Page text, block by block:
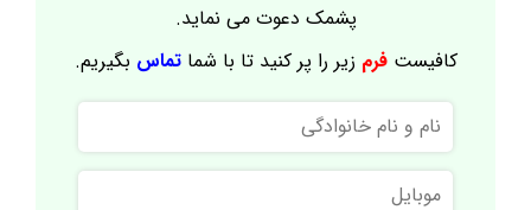
پشمک دعوت می نماید.
کافیستفرم زیر را پر کنید تا با شماتماس بگیریم.
نام
و
نام
خانوادگی
موبایل